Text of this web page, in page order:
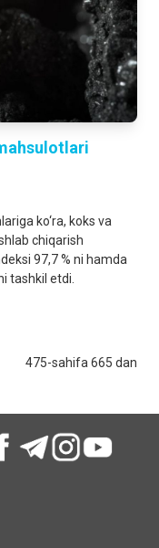
ko‘ra, koks va
chiqarish
97,7 % ni hamda
tashkil etdi.
475-sahifa 665 dan